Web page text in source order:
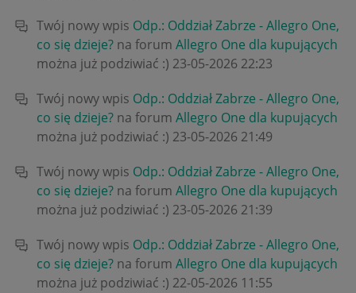
Twój nowy wpis Odp.: Oddział Zabrze - Allegro One,
co się dzieje? na forum Allegro One dla kupujących
można już podziwiać :) ‎23-05-2026 22:23
Twój nowy wpis Odp.: Oddział Zabrze - Allegro One,
co się dzieje? na forum Allegro One dla kupujących
można już podziwiać :) ‎23-05-2026 21:49
Twój nowy wpis Odp.: Oddział Zabrze - Allegro One,
co się dzieje? na forum Allegro One dla kupujących
można już podziwiać :) ‎23-05-2026 21:39
Twój nowy wpis Odp.: Oddział Zabrze - Allegro One,
co się dzieje? na forum Allegro One dla kupujących
można już podziwiać :) ‎22-05-2026 11:55